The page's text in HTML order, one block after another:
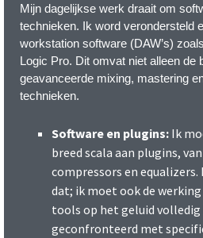
Mijn dagelijkse werk draait om
technieken. Ik word verondersteld
workstation software (DAW’s)
Logic Pro. Dit omvat niet alleen de
geavanceerde mixing, mastering
technieken.
Software en plugins: Ik
breed scala aan plugins,
compressors en
dat; ik moet ook de werking
tools op het geluid volledig
geconfronteerd met